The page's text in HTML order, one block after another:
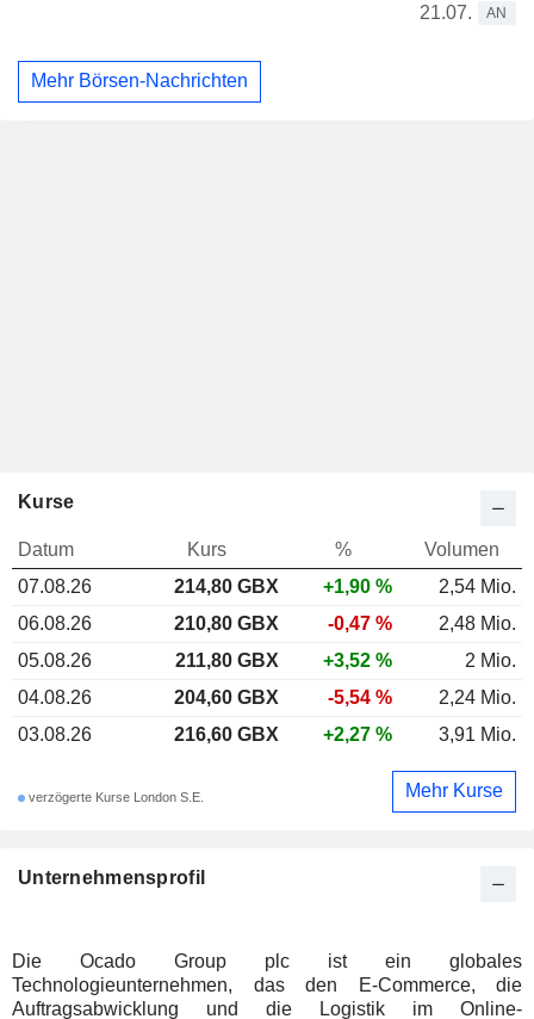
21.07.
AN
Mehr Börsen-Nachrichten
Unternehmensprofil
Die Ocado Group plc ist ein globales
Technologieunternehmen, das den E-Commerce, die
Auftragsabwicklung und die Logistik im Online-
Kurse
Datum Kurs %
Volumen
07.08.26
214,80 GBX +1,90 %
2,54 Mio.
06.08.26
210,80 GBX -0,47 %
2,48 Mio.
05.08.26
211,80 GBX +3,52 %
2 Mio.
04.08.26
204,60 GBX -5,54 %
2,24 Mio.
03.08.26
216,60 GBX +2,27 % 3,91 Mio.
verzögerte Kurse London S.E. Mehr Kurse